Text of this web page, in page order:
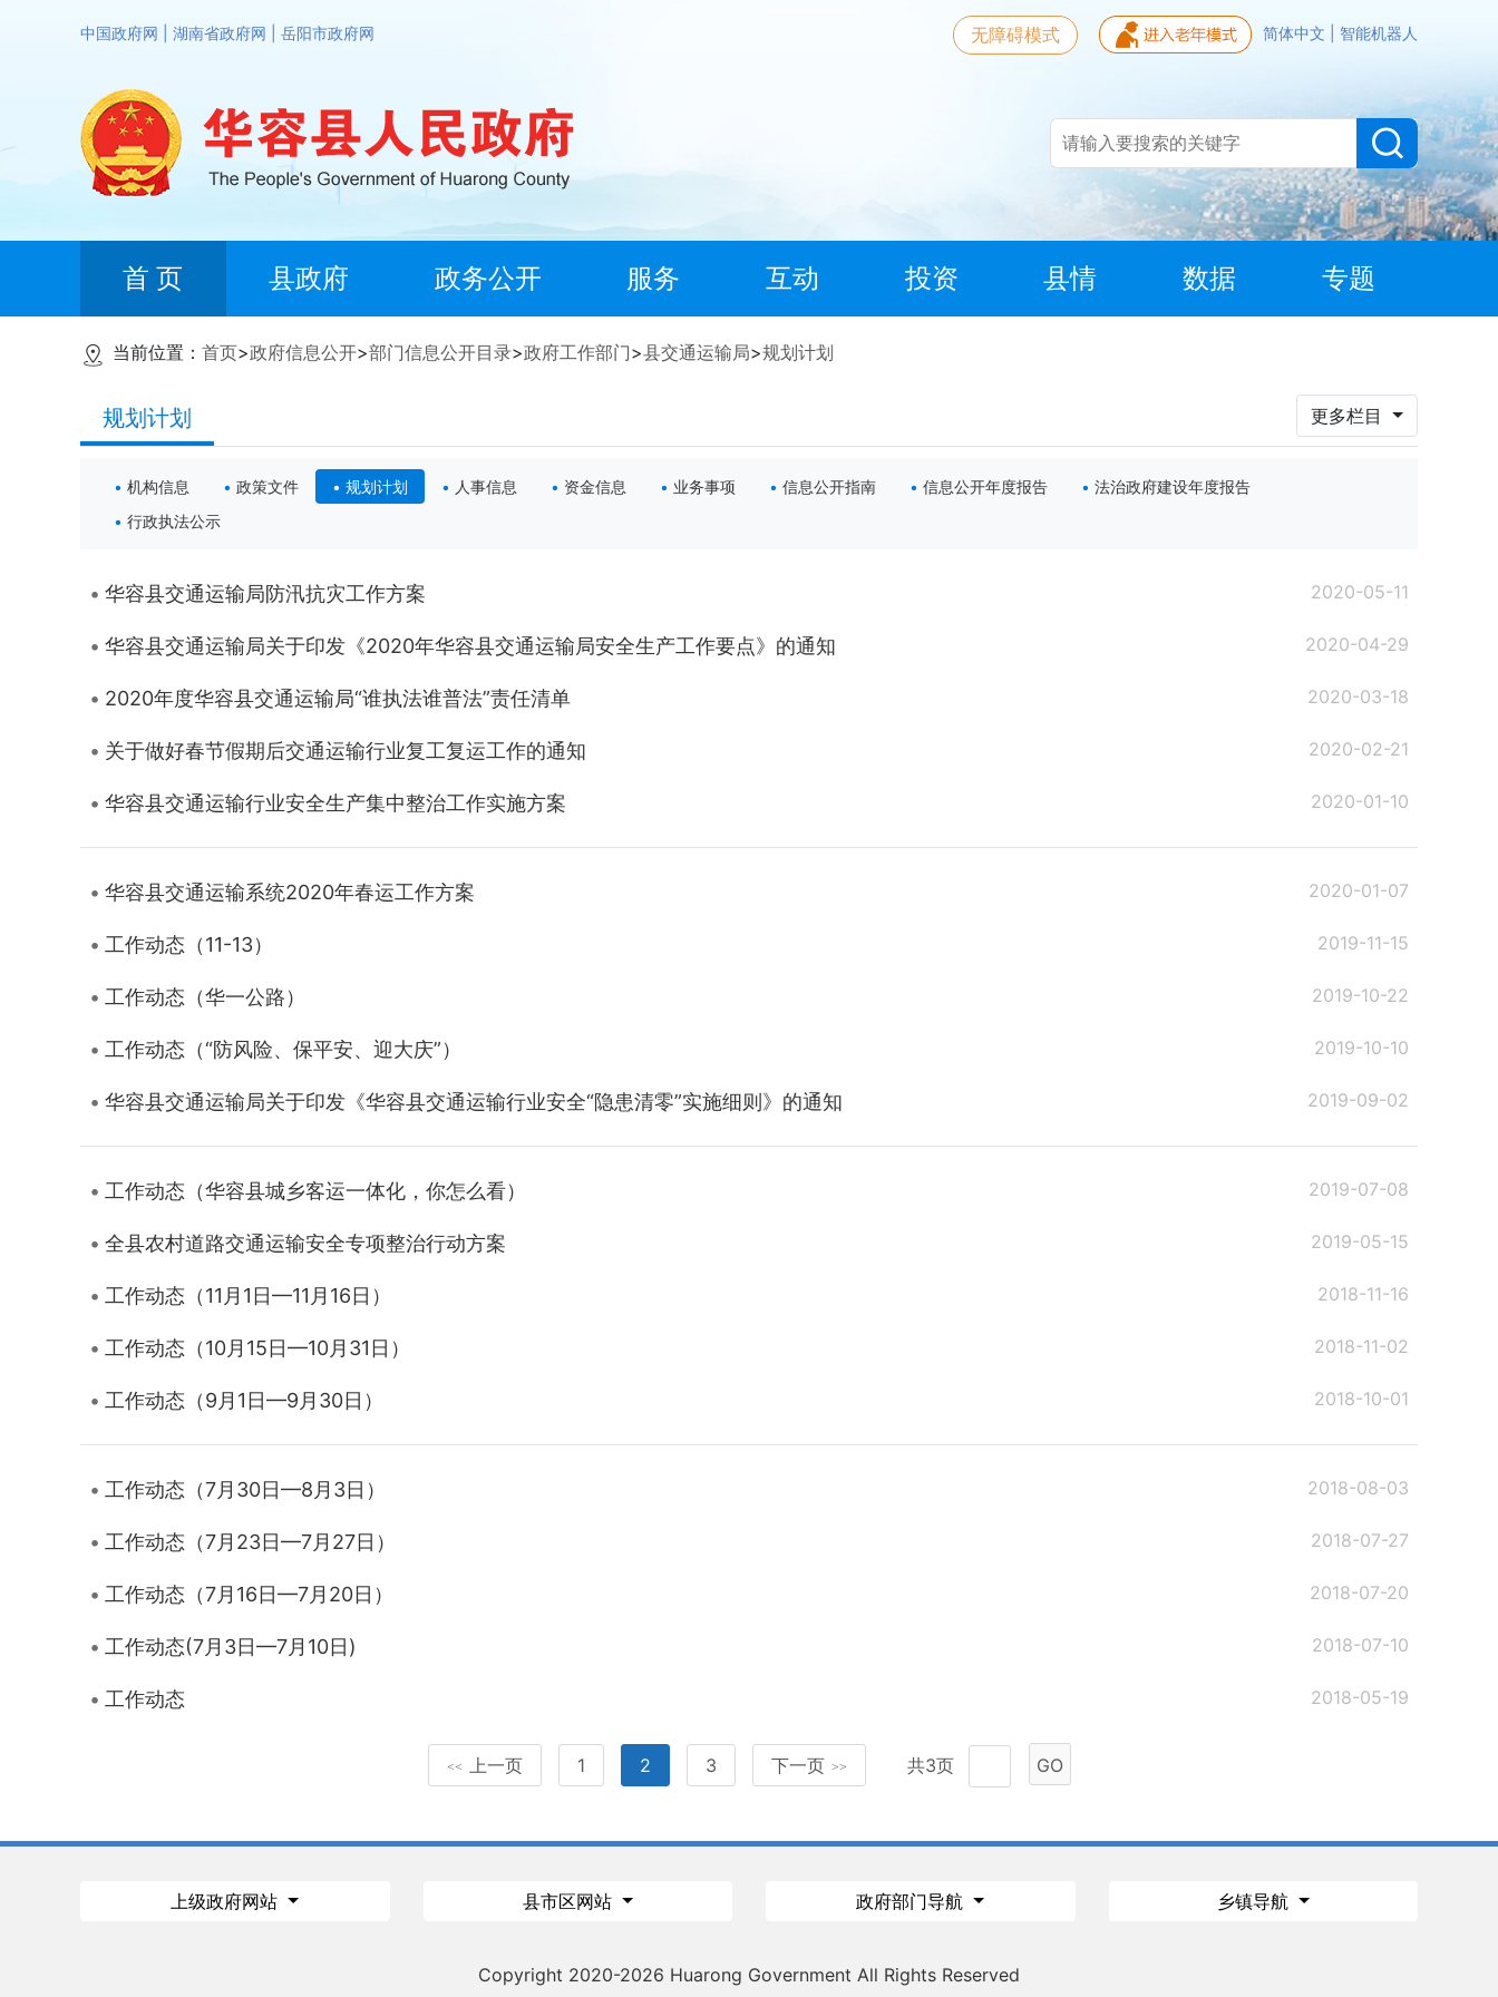
中国政府网 湖南省政府网 岳阳市政府网 简体中文 智能机器人
无障碍模式
首 页 县政府 政务公开 服务 互动 投资 县情 数据 专题
当前位置： 首页>政府信息公开>部门信息公开目录>政府工作部门>县交通运输局>规划计划
规划计划 更多栏目
机构信息 政策文件 规划计划 人事信息 资金信息 业务事项 信息公开指南 信息公开年度报告
法治政府建设年度报告
行政执法公示
华容县交通运输局防汛抗灾工作方案 2020-05-11
华容县交通运输局关于印发《2020年华容县交通运输局安全生产工作要点》的通知 2020-04-29
2020年度华容县交通运输局“谁执法谁普法”责任清单 2020-03-18
关于做好春节假期后交通运输行业复工复运工作的通知 2020-02-21
华容县交通运输行业安全生产集中整治工作实施方案 2020-01-10
华容县交通运输系统2020年春运工作方案 2020-01-07
工作动态（11-13） 2019-11-15
工作动态（华一公路） 2019-10-22
工作动态（“防风险、保平安、迎大庆”） 2019-10-10
华容县交通运输局关于印发《华容县交通运输行业安全“隐患清零”实施细则》的通知 2019-09-02
工作动态（华容县城乡客运一体化，你怎么看） 2019-07-08
全县农村道路交通运输安全专项整治行动方案 2019-05-15
工作动态（11月1日—11月16日） 2018-11-16
工作动态（10月15日—10月31日） 2018-11-02
工作动态（9月1日—9月30日） 2018-10-01
工作动态（7月30日—8月3日） 2018-08-03
工作动态（7月23日—7月27日） 2018-07-27
工作动态（7月16日—7月20日） 2018-07-20
工作动态(7月3日—7月10日) 2018-07-10
工作动态 2018-05-19
<< 上一页 1 2 3 下一页 >> 共3页 GO
上级政府网站 县市区网站 政府部门导航 乡镇导航
Copyright 2020-2026 Huarong Government All Rights Reserved